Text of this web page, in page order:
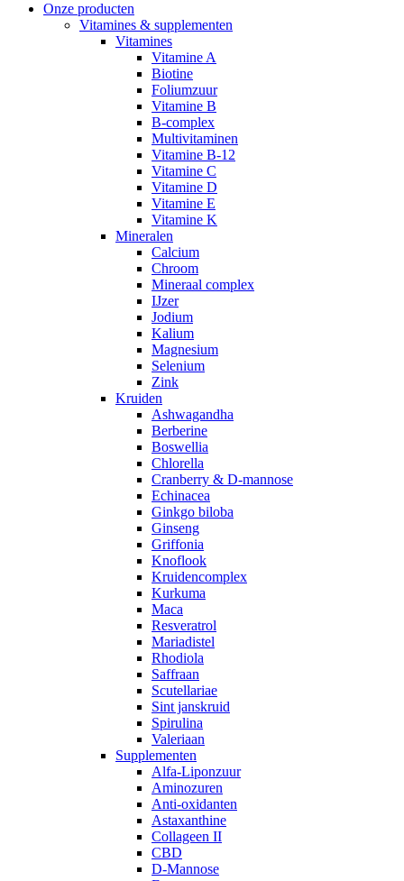
Onze producten
Vitamines & supplementen
Vitamines
Vitamine A
Biotine
Foliumzuur
Vitamine B
B-complex
Multivitaminen
Vitamine B-12
Vitamine C
Vitamine D
Vitamine E
Vitamine K
Mineralen
Calcium
Chroom
Mineraal complex
IJzer
Jodium
Kalium
Magnesium
Selenium
Zink
Kruiden
Ashwagandha
Berberine
Boswellia
Chlorella
Cranberry & D-mannose
Echinacea
Ginkgo biloba
Ginseng
Griffonia
Knoflook
Kruidencomplex
Kurkuma
Maca
Resveratrol
Mariadistel
Rhodiola
Saffraan
Scutellariae
Sint janskruid
Spirulina
Valeriaan
Supplementen
Alfa-Liponzuur
Aminozuren
Anti-oxidanten
Astaxanthine
Collageen II
CBD
D-Mannose